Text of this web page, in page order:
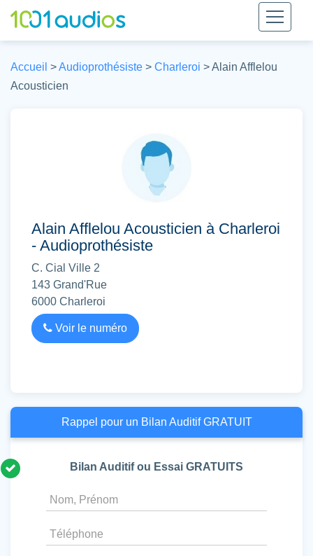
Accueil >Audioprothésiste > Charleroi >Alain Afflelou
Acousticien
Alain Afflelou Acousticien à Charleroi
- Audioprothésiste
C. Cial Ville 2
143 Grand'Rue
6000 Charleroi
Voir le numéro
Rappel pour un Bilan Auditif GRATUIT
Bilan Auditif ou Essai GRATUITS